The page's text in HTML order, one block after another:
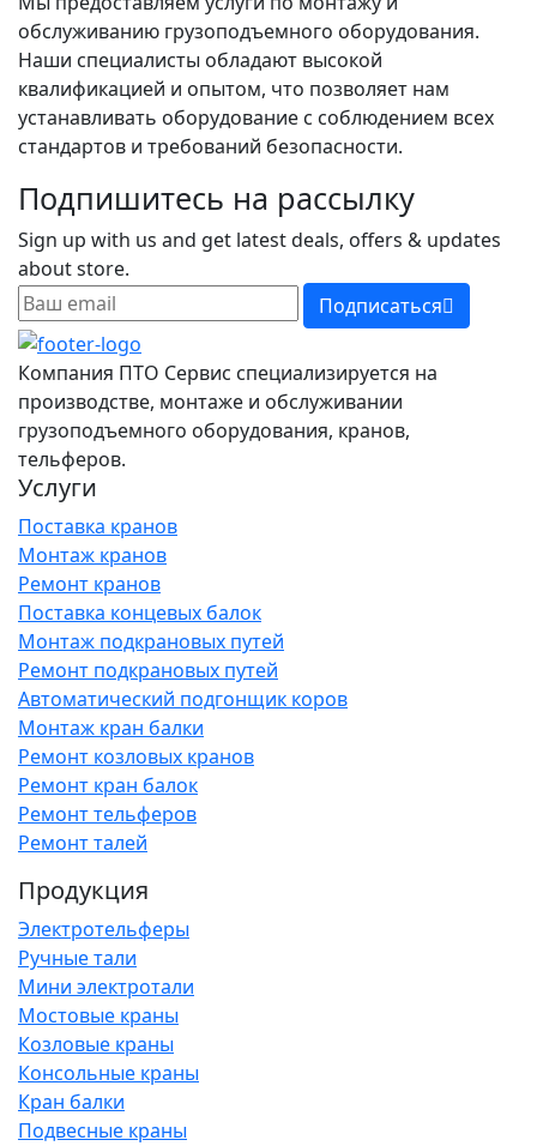
обслуживанию грузоподъемного оборудования.
Наши специалисты обладают высокой
квалификацией и опытом, что позволяет нам
устанавливать оборудование с соблюдением всех
стандартов и требований безопасности.
Подпишитесь на рассылку
Sign up with us and get latest deals, offers & updates
about store.
Подписаться
Компания ПТО Сервис специализируется на
производстве, монтаже и обслуживании
грузоподъемного оборудования, кранов,
тельферов.
Услуги
Поставка кранов
Монтаж кранов
Ремонт кранов
Поставка концевых балок
Монтаж подкрановых путей
Ремонт подкрановых путей
Автоматический подгонщик коров
Монтаж кран балки
Ремонт козловых кранов
Ремонт кран балок
Ремонт тельферов
Ремонт талей
Продукция
Электротельферы
Ручные тали
Мини электротали
Мостовые краны
Козловые краны
Консольные краны
Кран балки
Подвесные краны